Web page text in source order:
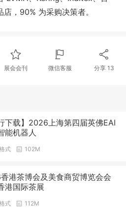
，90% 为采购决策者。
展会会刊 微信客服 分享 13
下载】2026上海第四届英佛EAI
能机器人
式 102M
港茶博会及美食商贸博览会会
港国际茶展
式 112M